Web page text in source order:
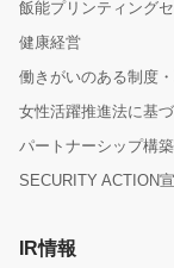
飯能プリンティング
健康経営
働きがいのある制度
女性活躍推進法に基
パートナーシップ構
SECURITY ACTION
IR情報